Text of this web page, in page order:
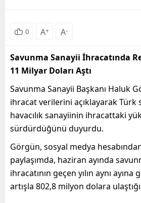
0 A+ A-
Savunma Sanayii İhracatında
11 Milyar Doları Aştı
Savunma Sanayii Başkanı Haluk
ihracat verilerini açıklayarak Türk
havacılık sanayiinin ihracattaki
sürdürdüğünü duyurdu.
Görgün, sosyal medya
paylaşımda, haziran ayında
ihracatının geçen yılın aynı
artışla 802,8 milyon dolara